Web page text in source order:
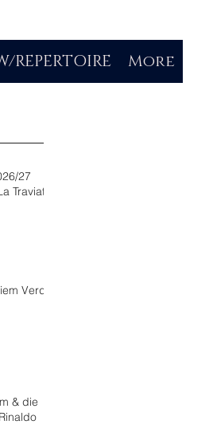
REPERTOIRE More
27
Traviata
Verdi
& die